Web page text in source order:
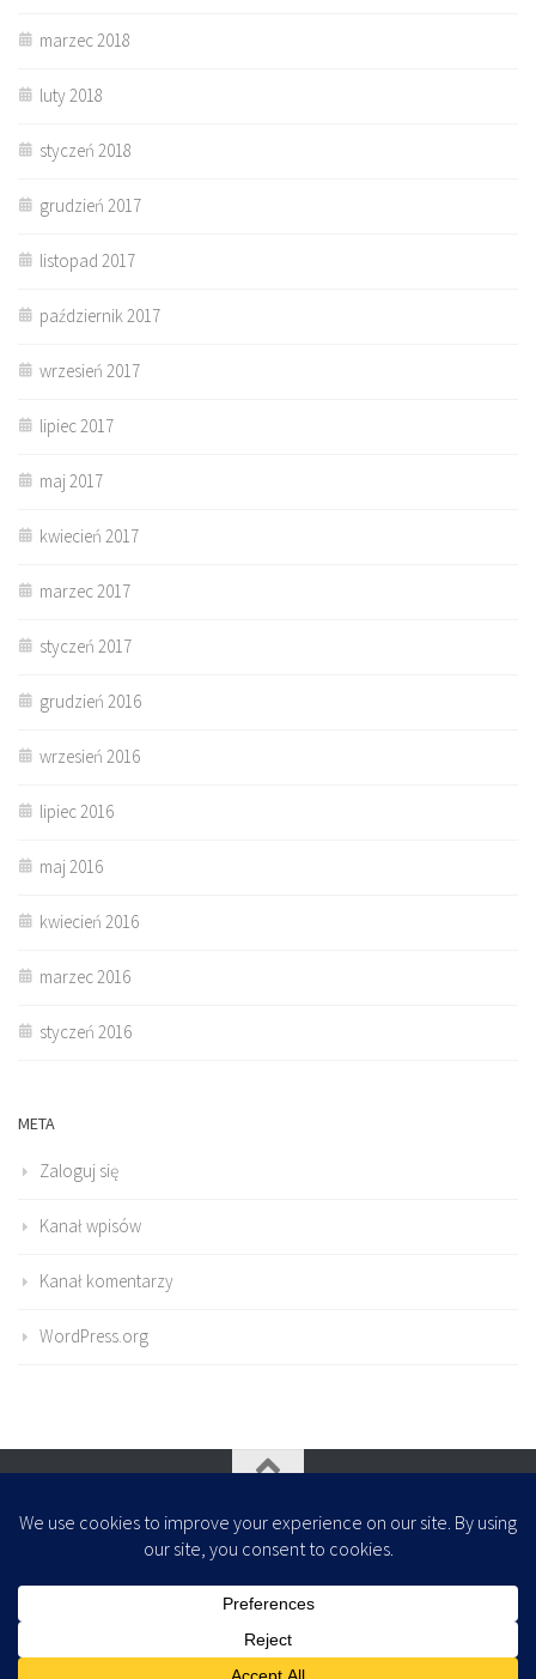
marzec 2018
luty 2018
styczeń 2018
grudzień 2017
listopad 2017
październik 2017
wrzesień 2017
lipiec 2017
maj 2017
kwiecień 2017
marzec 2017
styczeń 2017
grudzień 2016
wrzesień 2016
lipiec 2016
maj 2016
kwiecień 2016
marzec 2016
styczeń 2016
META
Zaloguj się
Kanał wpisów
Kanał komentarzy
WordPress.org
- Zaprojektowany z